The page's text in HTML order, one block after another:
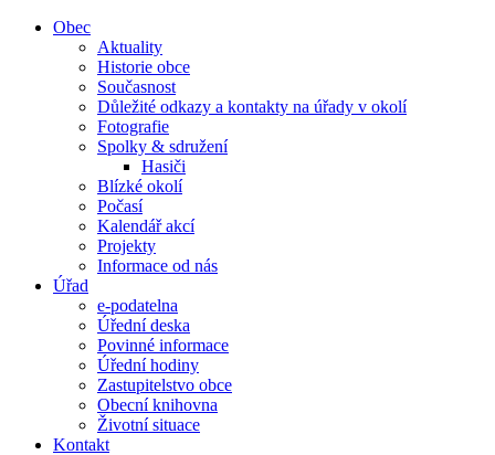
Obec
Aktuality
Historie obce
Současnost
Důležité odkazy a kontakty na úřady v okolí
Fotografie
Spolky & sdružení
Hasiči
Blízké okolí
Počasí
Kalendář akcí
Projekty
Informace od nás
Úřad
e-podatelna
Úřední deska
Povinné informace
Úřední hodiny
Zastupitelstvo obce
Obecní knihovna
Životní situace
Kontakt